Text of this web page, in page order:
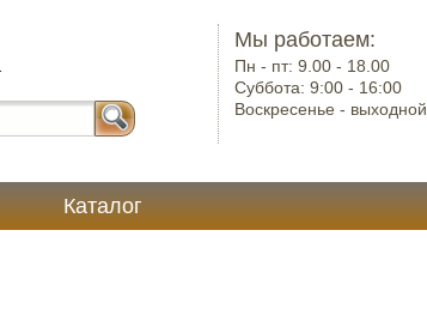
Мы работаем:
Пн - пт:9.00 - 18.00
Суббота:9:00 - 16:00
Воскресенье - выходной
Каталог